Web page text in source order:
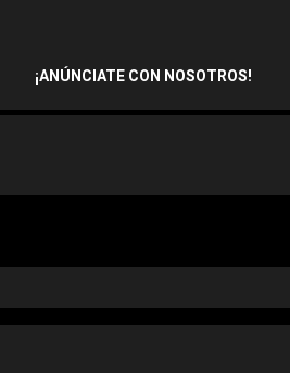
¡ANÚNCIATE CON NOSOTROS!